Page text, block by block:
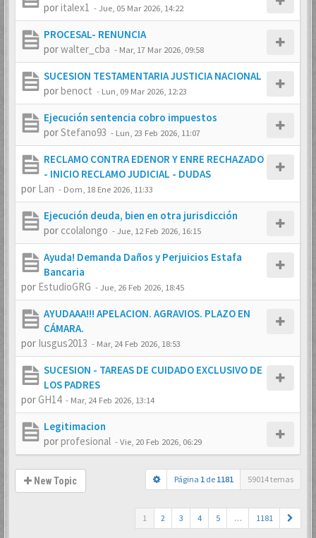
poritalex1 -Jue, 05 Mar 2026, 14:22
PROCESAL- RENUNCIA
porwalter_cba - Mar, 17 Mar 2026, 09:58
SUCESION TESTAMENTARIA JUSTICIA NACIONAL
porbenoct - Lun, 09 Mar 2026, 12:23
Ejecución sentencia cobro impuestos
porStefano93 - Lun, 23 Feb 2026, 11:07
RECLAMO CONTRA EDENOR Y ENRE RECHAZADO
- INICIO RECLAMO JUDICIAL - DUDAS
por Lan - Dom, 18 Ene 2026, 11:33
Ejecución deuda, bien en otra jurisdicción
por ccolalongo -Jue, 12 Feb 2026, 16:15
Ayuda! Demanda Daños y Perjuicios Estafa
Bancaria
por EstudioGRG -Jue, 26 Feb 2026, 18:45
AYUDAAA!!! APELACION. AGRAVIOS. PLAZO EN
CÁMARA.
por Iusgus2013 - Mar, 24 Feb 2026, 18:53
SUCESION - TAREAS DE CUIDADO EXCLUSIVO DE
LOS PADRES
porGH14 - Mar, 24 Feb 2026, 13:14
Legitimacion
porprofesional -Vie, 20 Feb 2026, 06:29
New Topic Página 1 de 1181 59014 temas
1 2 3 4 5 … 1181